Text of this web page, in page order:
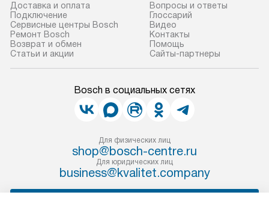
Доставка и оплата
Подключение
Сервисные центры Bosch
Ремонт Bosch
Возврат и обмен
Статьи и акции
Вопросы и ответы
Глоссарий
Видео
Контакты
Помощь
Сайты-партнеры
Bosch в социальных сетях
Для физических лиц
shop@bosch-centre.ru
Для юридических лиц
business@kvalitet.company